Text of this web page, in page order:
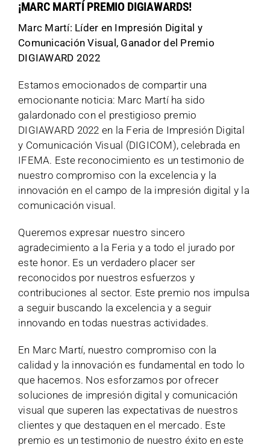
¡MARC MARTÍ PREMIO DIGIAWARDS!
Marc Martí: Líder en Impresión Digital y
Comunicación Visual, Ganador del Premio
DIGIAWARD 2022
Estamos emocionados de compartir una
emocionante noticia: Marc Martí ha sido
galardonado con el prestigioso premio
DIGIAWARD 2022 en la Feria de Impresión Digital
y Comunicación Visual (DIGICOM), celebrada en
IFEMA. Este reconocimiento es un testimonio de
nuestro compromiso con la excelencia y la
innovación en el campo de la impresión digital y la
comunicación visual.
Queremos expresar nuestro sincero
agradecimiento a la Feria y a todo el jurado por
este honor. Es un verdadero placer ser
reconocidos por nuestros esfuerzos y
contribuciones al sector. Este premio nos impulsa
a seguir buscando la excelencia y a seguir
innovando en todas nuestras actividades.
En Marc Martí, nuestro compromiso con la
calidad y la innovación es fundamental en todo lo
que hacemos. Nos esforzamos por ofrecer
soluciones de impresión digital y comunicación
visual que superen las expectativas de nuestros
clientes y que destaquen en el mercado. Este
premio es un testimonio de nuestro éxito en este